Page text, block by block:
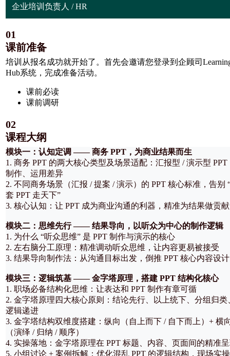
企业培训负责人 / HR
01
课前准备
培训从报名成功就开始了。首先会邀请您登录到企顾司
Hub系统，完成准备活动。
课前必读
课前调研
02
课程大纲
模块一：认知定调 —— 商务 PPT，为商业结果而生
1. 商务 PPT 的两大核心类型及场景适配：汇报型 / 演示型 PPT
制作、运用差异
2. 不同商务场景（汇报 / 提案 / 演示）的 PPT 核心标准，告别
套 PPT 走天下”
3. 核心认知：让 PPT 成为商业沟通的利器，精准为结果做贡献
模块二：思维先行 —— 结果导向，以听众为中心的制作逻辑
1. 为什么 “听众思维” 是 PPT 制作与演示的核心
2. 左右脑分工原理：精准调动听众思维，让内容更易被接受
3. 结果导向制作法：从沟通目标出发，倒推 PPT 核心内容设计
模块三：逻辑筑基 —— 金字塔原理，搭建 PPT 结构化核心
1. 职场必备结构化思维：让表达和 PPT 制作有章可循
2. 金字塔原理四大核心原则：结论先行、以上统下、分组归类
逻辑递进
3. 金字塔结构双维度搭建：纵向（自上而下 / 自下而上）+ 横
（演绎 / 归纳 / 顺序）
4. 实操落地：金字塔原理在 PPT 标题、内容、页面间的精准
5. 小组讨论 + 案例拆解：优化混乱 PPT 的逻辑结构，现场实